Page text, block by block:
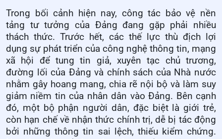
Trong bối cảnh hiện nay, công tác bảo vệ nền
tảng tư tưởng của Đảng đang gặp phải nhiều
thách thức. Trước hết, các thế lực thù địch lợi
dụng sự phát triển của công nghệ thông tin, mạng
xã hội để tung tin giả, xuyên tạc chủ trương,
đường lối của Đảng và chính sách của Nhà nước
nhằm gây hoang mang, chia rẽ nội bộ và làm suy
giảm niềm tin của nhân dân vào Đảng. Bên cạnh
đó, một bộ phận người dân, đặc biệt là giới trẻ,
còn hạn chế về nhận thức chính trị, dễ bị tác động
bởi những thông tin sai lệch, thiếu kiểm chứng.